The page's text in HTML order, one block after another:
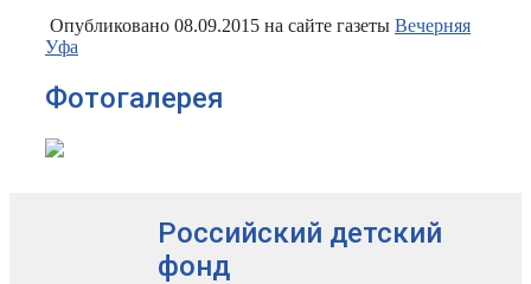
Опубликовано 08.09.2015 на сайте газеты Вечерняя
Уфа
Фотогалерея
Российский детский
фонд